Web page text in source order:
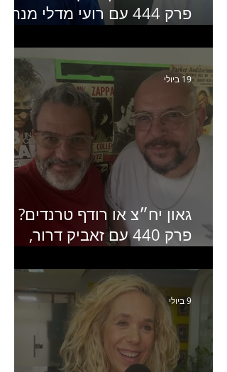
פרק 444 עם רועי מדלי מנהל
האחרון של קראנץ׳
גאון יח״צ או רודף טרנדים?
פרק 440 עם זאביק דרור,
ותקשורת
19 ביולי
9 ביולי